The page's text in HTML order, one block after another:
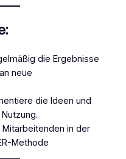
die Ergebnisse
neue
die Ideen und
in der
Methode